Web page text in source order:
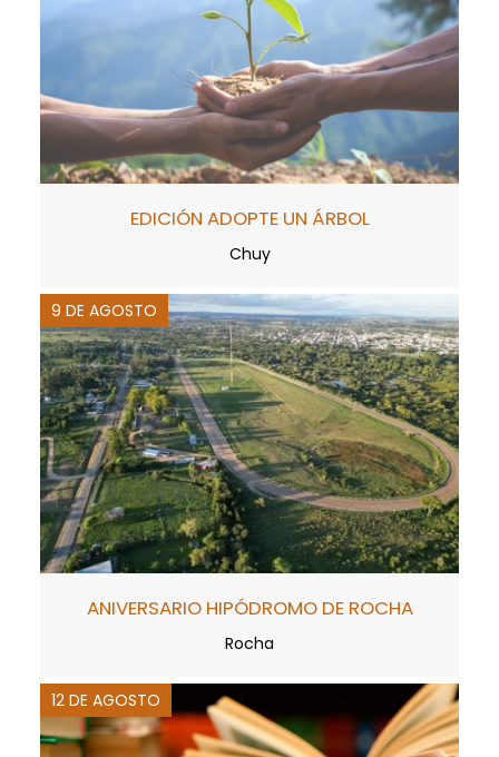
EDICIÓN ADOPTE UN ÁRBOL
Chuy
9 DE AGOSTO
ANIVERSARIO HIPÓDROMO DE ROCHA
Rocha
12 DE AGOSTO